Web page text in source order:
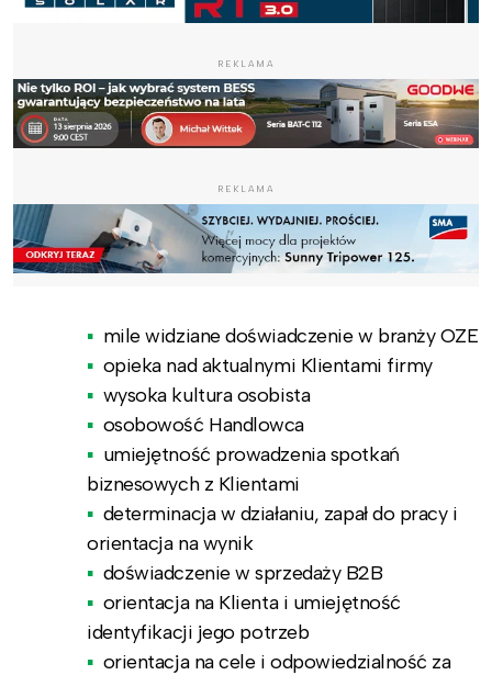
REKLAMA
REKLAMA
mile widziane doświadczenie w branży OZE
opieka nad aktualnymi Klientami firmy
wysoka kultura osobista
osobowość Handlowca
umiejętność prowadzenia spotkań
biznesowych z Klientami
determinacja w działaniu, zapał do pracy i
orientacja na wynik
doświadczenie w sprzedaży B2B
orientacja na Klienta i umiejętność
identyfikacji jego potrzeb
orientacja na cele i odpowiedzialność za